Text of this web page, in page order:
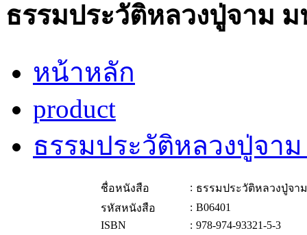
ธรรมประวัติหลวงปู่จาม
หน้าหลัก
product
ธรรมประวัติหลวงปู่จ
ชื่อหนังสือ : ธรรมประวัติหลวงปู่จ
รหัสหนังสือ
: B06401
ISBN
: 978-974-93321-5-3